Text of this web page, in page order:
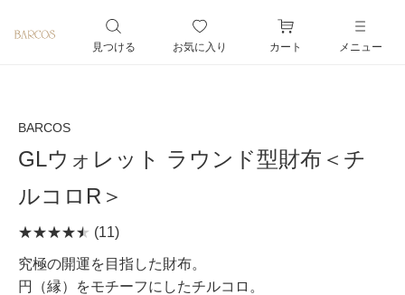
見つける お気に入り カート メニュー
BARCOS
GLウォレット ラウンド型財布＜チ
ルコロR＞
(11)
究極の開運を目指した財布。
円（縁）をモチーフにしたチルコロ。